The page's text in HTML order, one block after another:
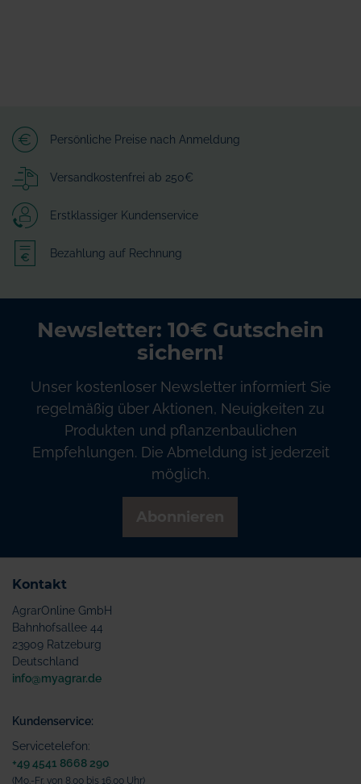
Persönliche Preise nach Anmeldung
Versandkostenfrei ab 250€
Erstklassiger Kundenservice
Bezahlung auf Rechnung
Newsletter: 10€ Gutschein
sichern!
Unser kostenloser Newsletter informiert Sie
regelmäßig über Aktionen, Neuigkeiten zu
Produkten und pflanzenbaulichen
Empfehlungen. Die Abmeldung ist jederzeit
möglich.
Kontakt
AgrarOnline GmbH
Bahnhofsallee 44
23909 Ratzeburg
Deutschland
info@myagrar.de
Kundenservice:
Servicetelefon:
+49 4541 8668 290
(Mo.-Fr. von 8.00 bis 16.00 Uhr)